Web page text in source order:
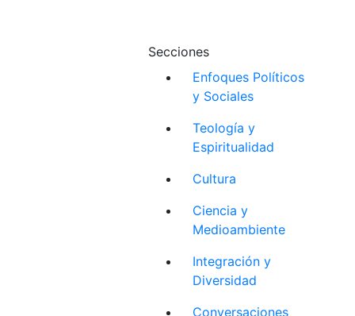
Secciones
Enfoques Políticos
y Sociales
Teología y
Espiritualidad
Cultura
Ciencia y
Medioambiente
Integración y
Diversidad
Conversaciones